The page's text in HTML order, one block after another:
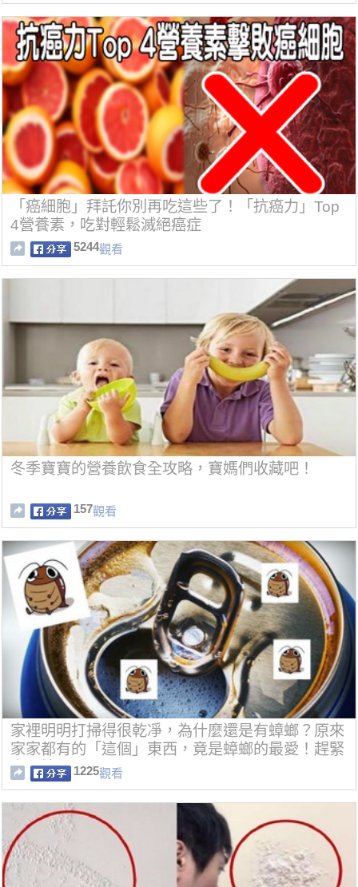
「癌細胞」拜託你別再吃這些了！「抗癌力」Top
4營養素，吃對輕鬆滅絕癌症
5244觀看
冬季寶寶的營養飲食全攻略，寶媽們收藏吧！
157觀看
家裡明明打掃得很乾凈，為什麼還是有蟑螂？原來
家家都有的「這個」東西，竟是蟑螂的最愛！趕緊
處理掉
1225觀看